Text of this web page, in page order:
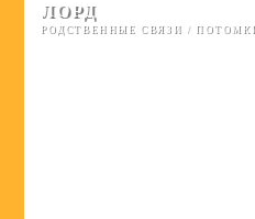
ЛОРД
РОДСТВЕННЫЕ СВЯЗИ /